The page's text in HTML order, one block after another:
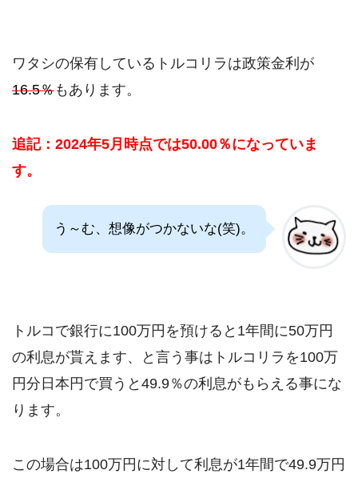
ワタシの保有しているトルコリラは政策金利が
16.5％もあります。
追記：2024年5月時点では50.00％になっていま
す。
う～む、想像がつかないな(笑)。
トルコで銀行に100万円を預けると1年間に50万円
の利息が貰えます、と言う事はトルコリラを100万
円分日本円で買うと49.9％の利息がもらえる事にな
ります。
この場合は100万円に対して利息が1年間で49.9万円